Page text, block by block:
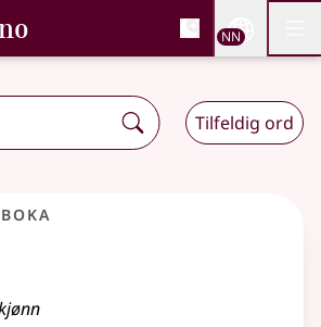
, Bokmålsordboka og
NN
Tilfeldig ord